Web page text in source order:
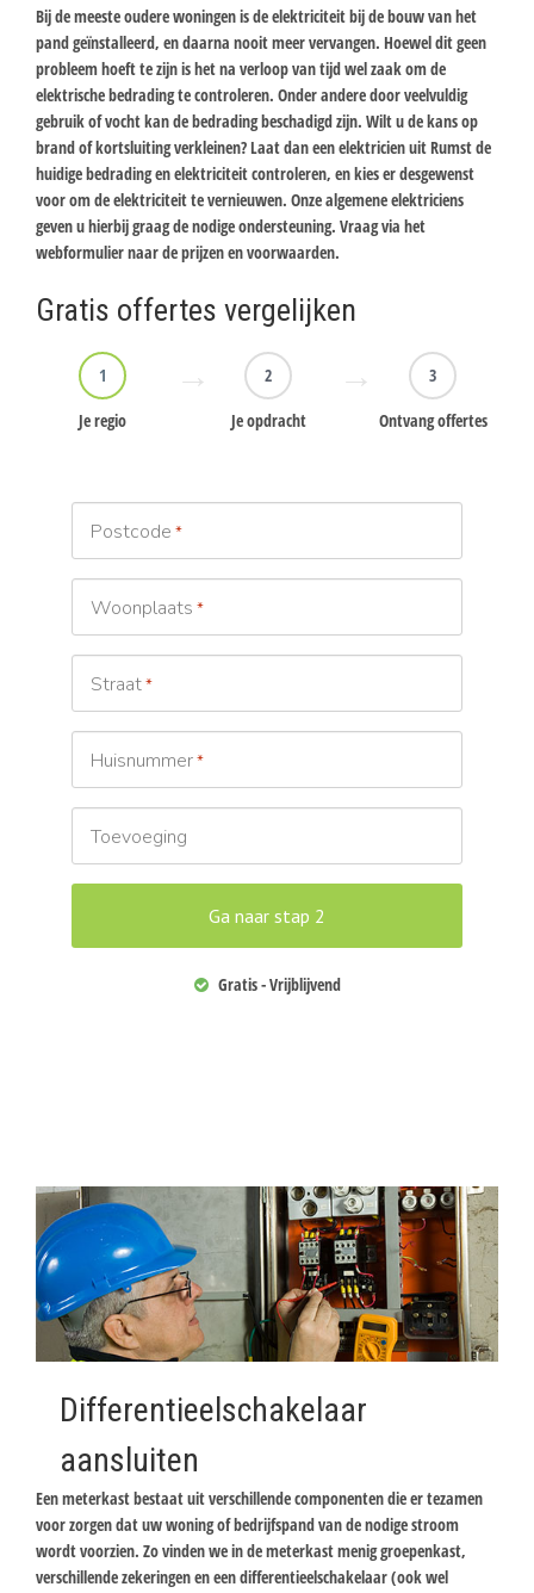
Bij de meeste oudere woningen is de elektriciteit bij de bouw van het
pand geïnstalleerd, en daarna nooit meer vervangen. Hoewel dit geen
probleem hoeft te zijn is het na verloop van tijd wel zaak om de
elektrische bedrading te controleren. Onder andere door veelvuldig
gebruik of vocht kan de bedrading beschadigd zijn. Wilt u de kans op
brand of kortsluiting verkleinen? Laat dan een elektricien uit Rumst de
huidige bedrading en elektriciteit controleren, en kies er desgewenst
voor om de elektriciteit te vernieuwen. Onze algemene elektriciens
geven u hierbij graag de nodige ondersteuning. Vraag via het
webformulier naar de prijzen en voorwaarden.
Gratis offertes vergelijken
1
Je regio
2
Je opdracht
3
Ontvang offertes
Postcode *
Woonplaats *
Straat*
Huisnummer*
Toevoeging
Gratis - Vrijblijvend
Differentieelschakelaar
aansluiten
Een meterkast bestaat uit verschillende componenten die er tezamen
voor zorgen dat uw woning of bedrijfspand van de nodige stroom
wordt voorzien. Zo vinden we in de meterkast menig groepenkast,
verschillende zekeringen en een differentieelschakelaar (ook wel